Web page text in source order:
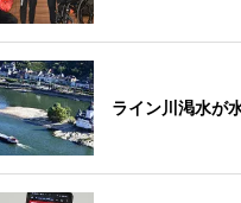
ライン川渇水が